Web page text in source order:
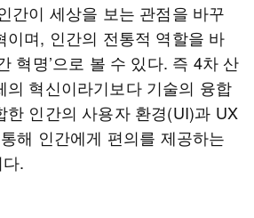
간이 세상을 보는 관점을 바꾸
이며, 인간의 전통적 역할을 바
혁명’으로 볼 수 있다. 즉 4차 산
의 혁신이라기보다 기술의 융합
한 인간의 사용자 환경(UI)과 UX
해 인간에게 편의를 제공하는
.